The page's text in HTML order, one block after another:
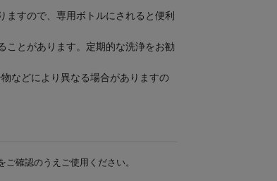
ますので、専用ボトルにされると便利
ことがあります。定期的な洗浄をお勧
などにより異なる場合がありますの
確認のうえご使用ください。